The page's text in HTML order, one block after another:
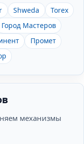
Shweda
Torex
Город Мастеров
Промет
механизмы